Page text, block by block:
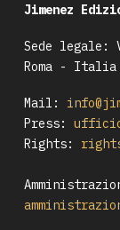
Jimenez
Sede legale:
Roma - Italia
Mail:
Press:
Rights: